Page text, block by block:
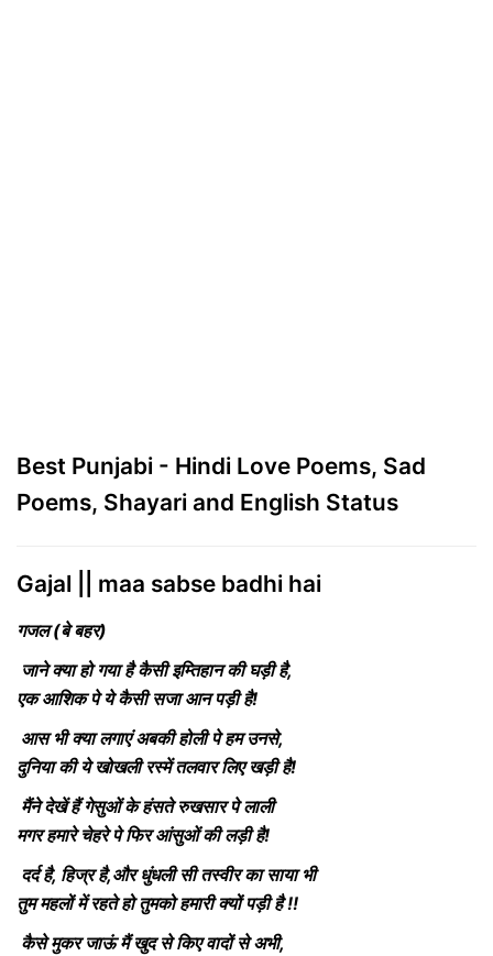
Best Punjabi - Hindi Love Poems, Sad
Poems, Shayari and English Status
Gajal || maa sabse badhi hai
गजल (बे बहर)
जाने क्या हो गया है कैसी इम्तिहान की घड़ी है,
एक आशिक पे ये कैसी सजा आन पड़ी है!
आस भी क्या लगाएं अबकी होली पे हम उनसे,
दुनिया की ये खोखली रस्में तलवार लिए खड़ी है!
मैंने देखें हैं गेसुओं के हंसते रुखसार पे लाली
मगर हमारे चेहरे पे फिर आंसुओं की लड़ी है!
दर्द है, हिज्र है,और धुंधली सी तस्वीर का साया भी
तुम महलों में रहते हो तुमको हमारी क्यों पड़ी है !!
कैसे मुकर जाऊं मैं खुद से किए वादों से अभी,